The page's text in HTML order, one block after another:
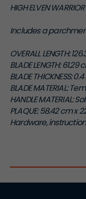
HIGH ELVEN
Includes a
OVERALL LENGTH:
BLADE LENGTH: 61.29
BLADE THICKNESS:
BLADE MATERIAL:
HANDLE
PLAQUE: 58.42 cm x
Hardware,